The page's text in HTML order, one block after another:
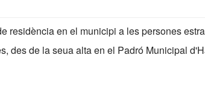
residència en el municipi a les persones
des de la seua alta en el Padró Municipal